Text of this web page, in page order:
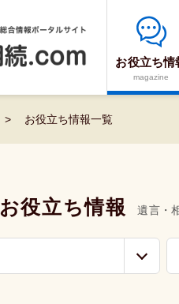
お役立ち情
magazine
> お役立ち情報一覧
お役立ち情報